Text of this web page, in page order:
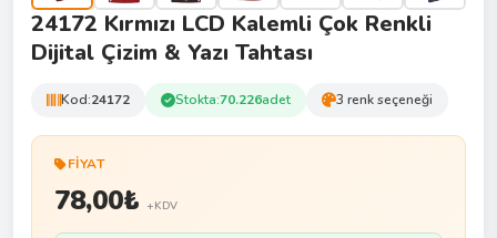
24172 Kırmızı LCD Kalemli Çok Renkli
Dijital Çizim & Yazı Tahtası
Kod:24172 Stokta:70.226adet 3 renk seçeneği
FIYAT
78,00₺ +KDV